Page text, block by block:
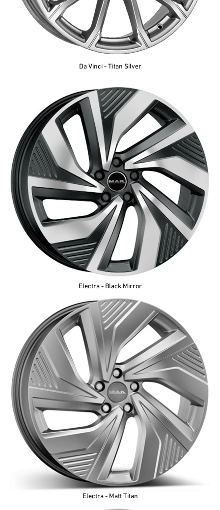
Da Vinci - Titan Silver
Electra - Black Mirror
Electra - Matt Titan